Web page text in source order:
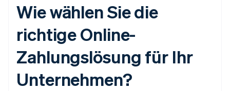
Wie wählen Sie die
richtige Online-
Zahlungslösung für Ihr
Unternehmen?